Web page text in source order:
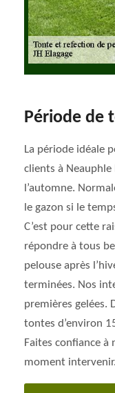
Période de
La période idéale
clients à
l’automne.
le gazon si le
C’est pour cette
répondre à tous
pelouse après
terminées. Nos
premières gelées.
tontes d’environ
Faites confiance à
moment intervenir.